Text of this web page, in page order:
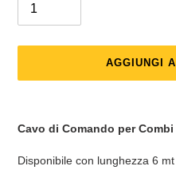
AGGIUNGI
nel
Cavo di Comando per Combi
Disponibile con lunghezza 6